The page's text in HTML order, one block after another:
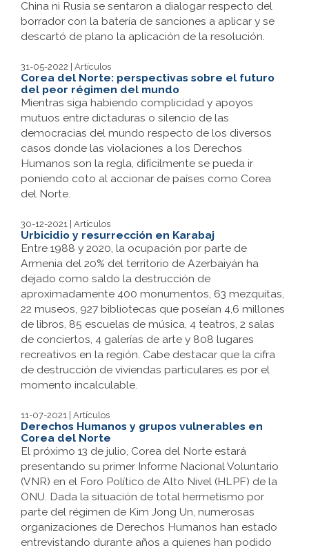
China ni Rusia se sentaron a dialogar respecto del
borrador con la batería de sanciones a aplicar y se
descartó de plano la aplicación de la resolución.
31-05-2022 | Artículos
Corea del Norte: perspectivas sobre el futuro
del peor régimen del mundo
Mientras siga habiendo complicidad y apoyos
mutuos entre dictaduras o silencio de las
democracias del mundo respecto de los diversos
casos donde las violaciones a los Derechos
Humanos son la regla, difícilmente se pueda ir
poniendo coto al accionar de países como Corea
del Norte.
30-12-2021 | Artículos
Urbicidio y resurrección en Karabaj
Entre 1988 y 2020, la ocupación por parte de
Armenia del 20% del territorio de Azerbaiyán ha
dejado como saldo la destrucción de
aproximadamente 400 monumentos, 63 mezquitas,
22 museos, 927 bibliotecas que poseían 4,6 millones
de libros, 85 escuelas de música, 4 teatros, 2 salas
de conciertos, 4 galerías de arte y 808 lugares
recreativos en la región. Cabe destacar que la cifra
de destrucción de viviendas particulares es por el
momento incalculable.
11-07-2021 | Artículos
Derechos Humanos y grupos vulnerables en
Corea del Norte
El próximo 13 de julio, Corea del Norte estará
presentando su primer Informe Nacional Voluntario
(VNR) en el Foro Político de Alto Nivel (HLPF) de la
ONU. Dada la situación de total hermetismo por
parte del régimen de Kim Jong Un, numerosas
organizaciones de Derechos Humanos han estado
entrevistando durante años a quienes han podido